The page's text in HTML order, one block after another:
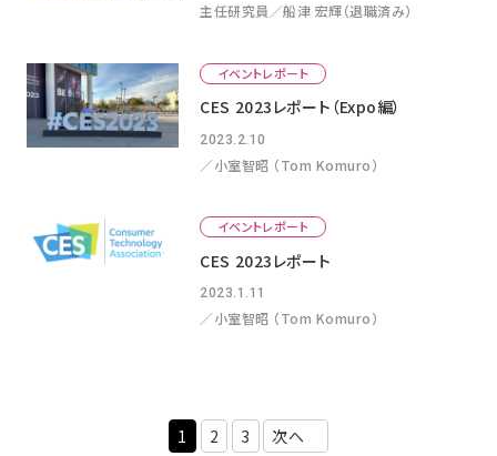
主任研究員／船津 宏輝（退職済み）
イベントレポート
CES 2023レポート（Expo編）
2023.2.10
／小室智昭 （Tom Komuro）
イベントレポート
CES 2023レポート
2023.1.11
／小室智昭 （Tom Komuro）
1 2 3 次へ